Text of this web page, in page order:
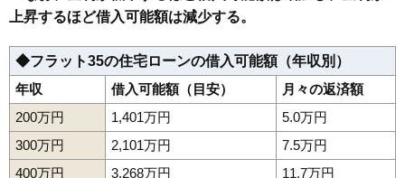
上昇するほど借入可能額は減少する。
◆フラット35の住宅ローンの借入可能額（年収別）
年収
借入可能額（目安）
月々の返済額
200万円
1,401万円
5.0万円
300万円
2,101万円
7.5万円
400万円
3,268万円
11.7万円